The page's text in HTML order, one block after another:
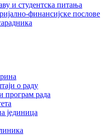
и студентска питања
финансијске послове
о раду
програм рада
јединица